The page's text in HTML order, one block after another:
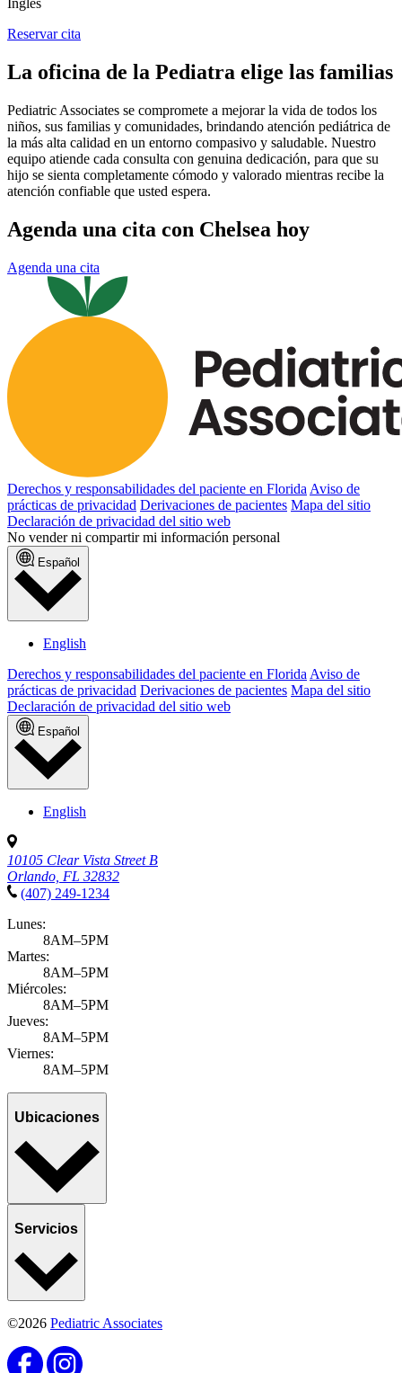
Inglés
Reservar cita
La oficina de la Pediatra elige las familias
Pediatric Associates se compromete a mejorar la vida de todos los
niños, sus familias y comunidades, brindando atención pediátrica de
la más alta calidad en un entorno compasivo y saludable. Nuestro
equipo atiende cada consulta con genuina dedicación, para que su
hijo se sienta completamente cómodo y valorado mientras recibe la
atención confiable que usted espera.
Agenda una cita con Chelsea hoy
Agenda una cita
Derechos y responsabilidades del paciente en Florida Aviso de
prácticas de privacidad Derivaciones de pacientes Mapa del sitio
Declaración de privacidad del sitio web
No vender ni compartir mi información personal
Español
English
Derechos y responsabilidades del paciente en Florida Aviso de
prácticas de privacidad Derivaciones de pacientes Mapa del sitio
Declaración de privacidad del sitio web
Español
English
10105 Clear Vista Street B
Orlando, FL 32832
(407) 249-1234
Lunes:
8AM–5PM
Martes:
8AM–5PM
Miércoles:
8AM–5PM
Jueves:
8AM–5PM
Viernes:
8AM–5PM
Ubicaciones
Servicios
©2026 Pediatric Associates